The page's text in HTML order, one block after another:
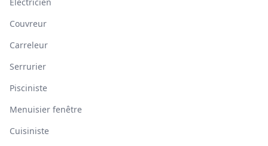
Couvreur
Carreleur
Serrurier
Pisciniste
Menuisier fenêtre
Cuisiniste